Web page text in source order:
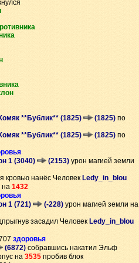
**Бублик** (1825) (1825) по
**Бублик** (1825) (1825) по
1 (3040) (2153) урон магией земли
кровью нанёс Человек Ledy_in_blou
на 1432
1 (721) (-228) урон магией земли на
засадил Человек Ledy_in_blou
здоровья
(6872) собравшись накатил Эльф
на 3535 пробив блок